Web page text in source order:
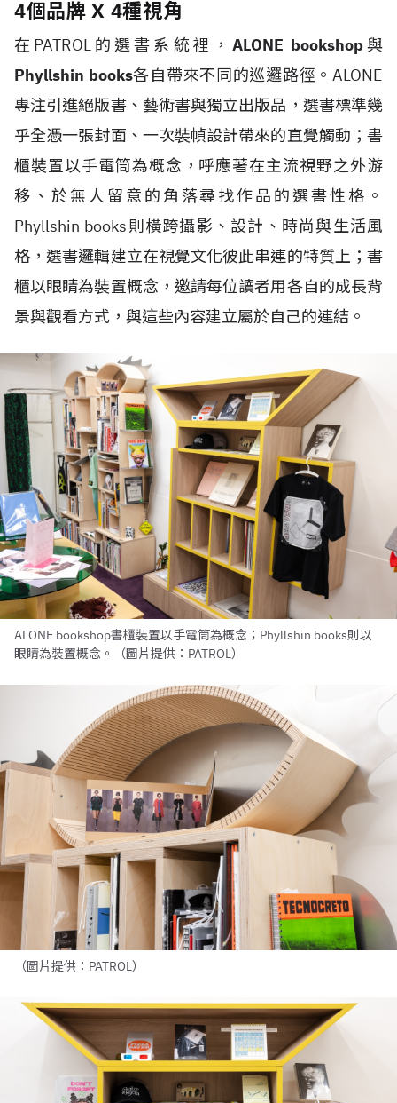
4個品牌 X 4種視角
在PATROL的選書系統裡， ALONE bookshop與
Phyllshin books各自帶來不同的巡邏路徑。ALONE
專注引進絕版書、藝術書與獨立出版品，選書標準幾
乎全憑一張封面、一次裝幀設計帶來的直覺觸動；書
櫃裝置以手電筒為概念，呼應著在主流視野之外游
移、於無人留意的角落尋找作品的選書性格。
Phyllshin books則橫跨攝影、設計、時尚與生活風
格，選書邏輯建立在視覺文化彼此串連的特質上；書
櫃以眼睛為裝置概念，邀請每位讀者用各自的成長背
景與觀看方式，與這些內容建立屬於自己的連結。
ALONE bookshop書櫃裝置以手電筒為概念；Phyllshin books則以
眼睛為裝置概念。（圖片提供：PATROL）
（圖片提供：PATROL）